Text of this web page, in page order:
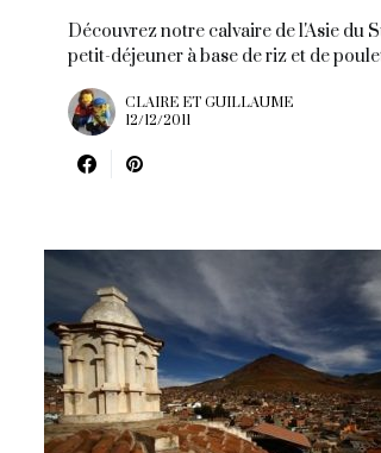
Découvrez notre calvaire de l'Asie du
petit-déjeuner à base de riz et de
CLAIRE ET GUILLAUME
12/12/2011